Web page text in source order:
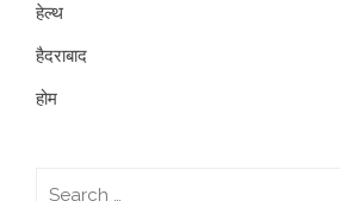
हेल्थ
हैदराबाद
होम